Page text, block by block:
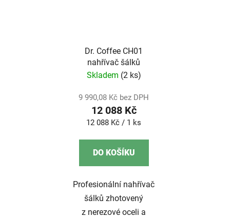
Dr. Coffee CH01
nahřívač šálků
Skladem (2 ks)
9 990,08 Kč bez DPH
12 088 Kč
Měrná
12 088 Kč / 1 ks
DO KOŠÍKU
Profesionální nahřívač
šálků zhotovený
z nerezové oceli a